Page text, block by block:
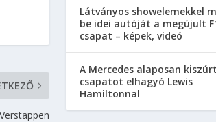
Látványos showelemekkel
be idei autóját a megújult
csapat – képek, videó
A Mercedes alaposan
csapatot elhagyó Lewis
Hamiltonnal